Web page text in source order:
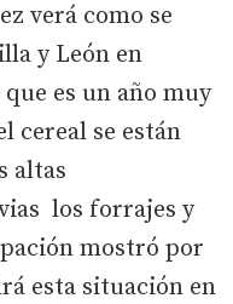
verá como se
y León en
es un año muy
cereal se están
altas
los forrajes y
mostró por
esta situación en